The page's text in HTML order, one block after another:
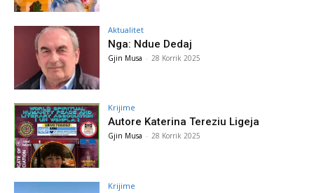
Aktualitet
Nga: Ndue Dedaj
Gjin Musa - 28 Korrik 2025
Krijime
Autore Katerina Tereziu Ligeja
Gjin Musa - 28 Korrik 2025
Krijime